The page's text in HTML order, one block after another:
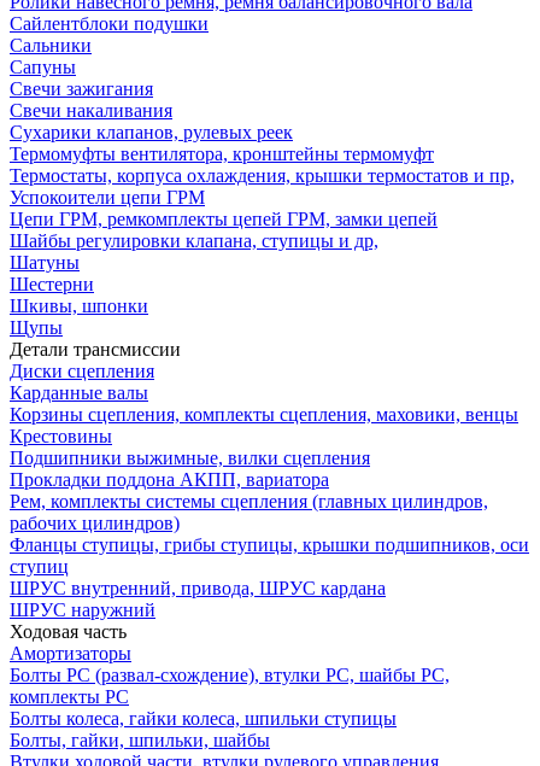
Сайлентблоки подушки
Сальники
Сапуны
Свечи зажигания
Свечи накаливания
Сухарики клапанов, рулевых реек
Термомуфты вентилятора, кронштейны термомуфт
Термостаты, корпуса охлаждения, крышки термостатов и пр,
Успокоители цепи ГРМ
Цепи ГРМ, ремкомплекты цепей ГРМ, замки цепей
Шайбы регулировки клапана, ступицы и др,
Шатуны
Шестерни
Шкивы, шпонки
Щупы
Детали трансмиссии
Диски сцепления
Карданные валы
Корзины сцепления, комплекты сцепления, маховики, венцы
Крестовины
Подшипники выжимные, вилки сцепления
Прокладки поддона АКПП, вариатора
Рем, комплекты системы сцепления (главных цилиндров,
рабочих цилиндров)
Фланцы ступицы, грибы ступицы, крышки подшипников, оси
ступиц
ШРУС внутренний, привода, ШРУС кардана
ШРУС наружний
Ходовая часть
Амортизаторы
Болты РС (развал-схождение), втулки РС, шайбы РС,
комплекты РС
Болты колеса, гайки колеса, шпильки ступицы
Болты, гайки, шпильки, шайбы
Втулки ходовой части, втулки рулевого управления